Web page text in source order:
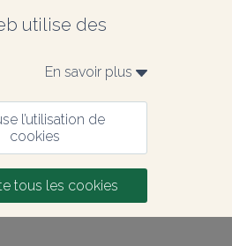
utilise des
En savoir plus
l’utilisation de
cookies
tous les cookies